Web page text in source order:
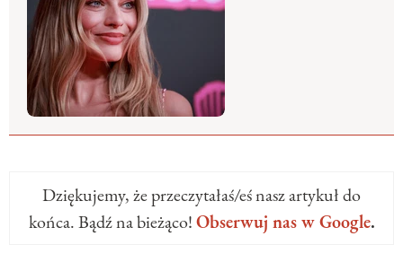
Dziękujemy, że przeczytałaś/eś nasz artykuł do
końca. Bądź na bieżąco!Obserwuj nas w Google.